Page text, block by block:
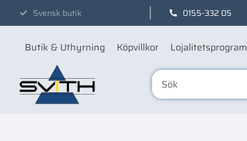
Svensk butik 0155-332 05
Butik & Uthyrning Köpvillkor Lojalitetsprogram